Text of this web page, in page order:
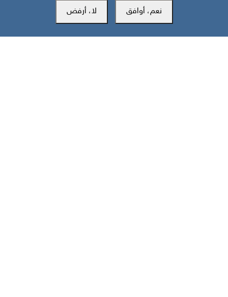
نعم، أوافق لا، أرفض